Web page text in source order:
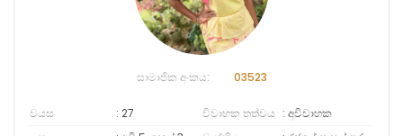
සාමාජික අංකය: 03523
වයස 27 විවාහක තත්වය
අවිවාහක